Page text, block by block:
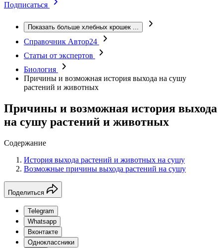
Подписаться
Показать больше хлебных крошек ...
Справочник Автор24
Статьи от экспертов
Биология
Причины и возможная история выхода на сушу
растений и животных
Причины и возможная история выхода
на сушу растений и животных
Содержание
История выхода растений и животных на сушу
Возможные причины выхода растений на сушу
Поделиться
Telegram
Whatsapp
Вконтакте
Одноклассники